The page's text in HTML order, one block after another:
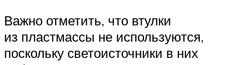
Важно отметить, что втулки
из пластмассы не используются,
поскольку светоисточники в них